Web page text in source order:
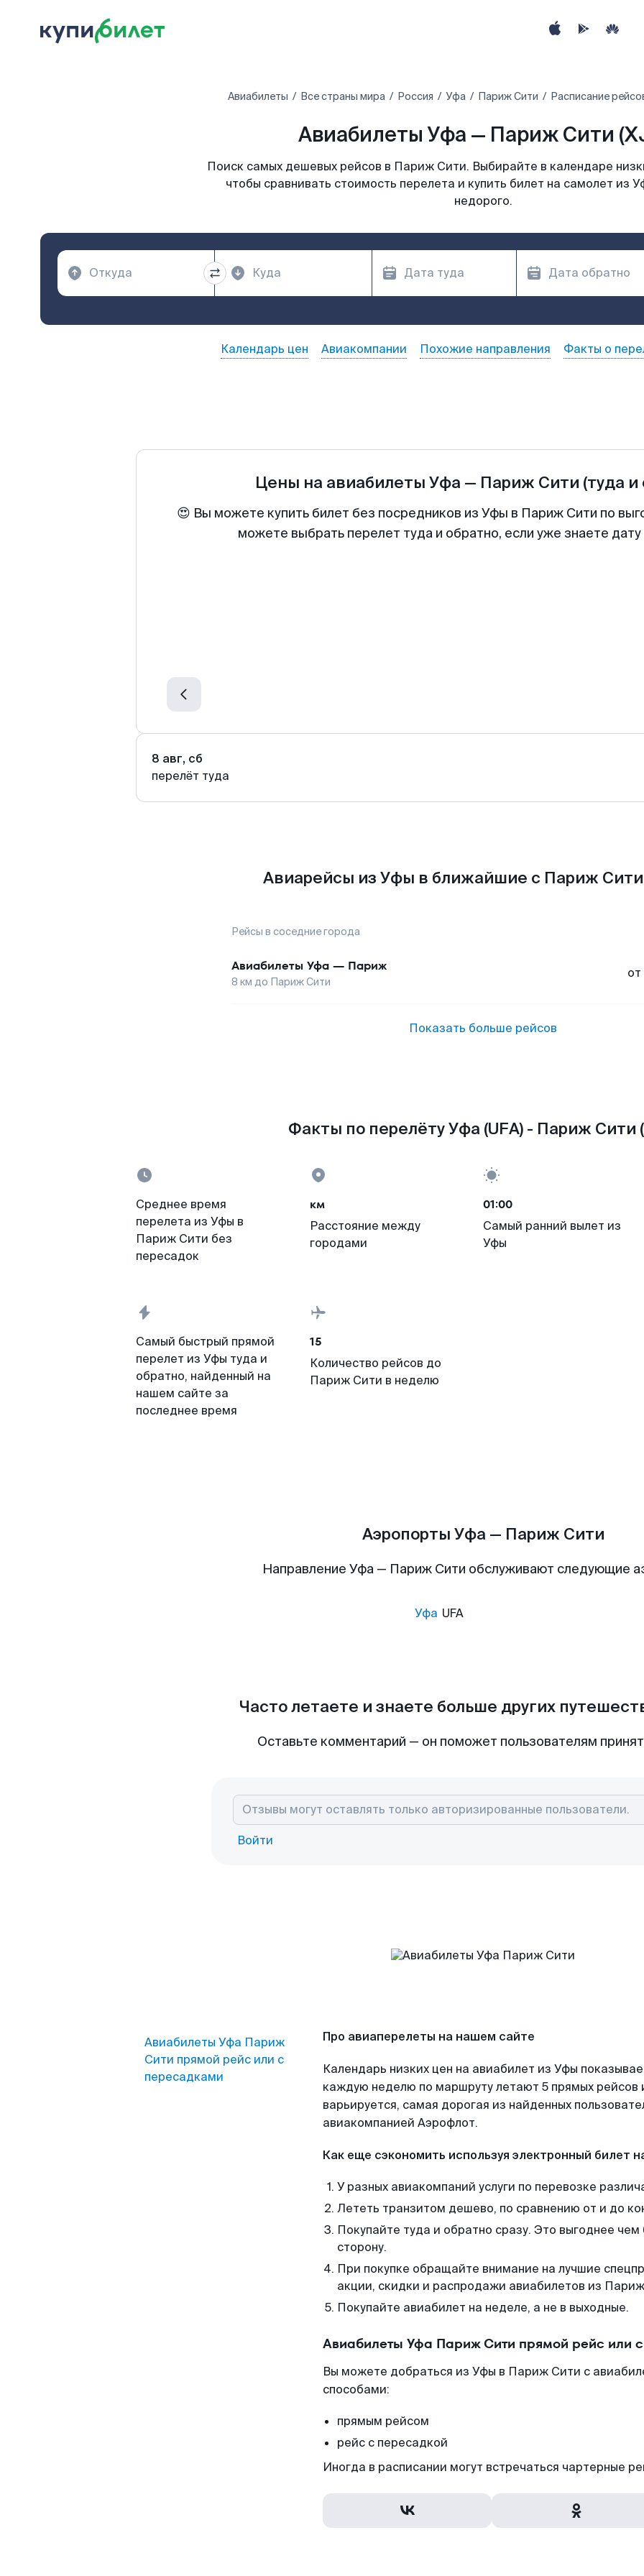
Авиабилеты Все страны мира Россия Уфа Париж Сити Расписание
Авиабилеты Уфа — Париж Сити
Поиск самых дешевых рейсов в Париж Сити. Выбирайте в календаре
чтобы сравнивать стоимость перелета и купить билет на самолет из
недорого.
Календарь цен Авиакомпании Похожие направления Факты о
Цены на авиабилеты Уфа — Париж Сити (туда и
😍 Вы можете купить билет без посредников из Уфы в Париж Сити по
можете выбрать перелет туда и обратно, если уже знаете
8 авг, сб
перелёт туда
Авиарейсы из Уфы в ближайшие с Париж Сити
Рейсы в соседние города
Авиабилеты Уфа — Париж
8 км до Париж Сити
от
Показать больше рейсов
Факты по перелёту Уфа (UFA) - Париж Сити
Среднее время
перелета из Уфы в
Париж Сити без
пересадок
км
Расстояние между
городами
01:00
Самый ранний вылет из
Уфы
Самый быстрый прямой
перелет из Уфы туда и
обратно, найденный на
нашем сайте за
последнее время
15
Количество рейсов до
Париж Сити в неделю
Аэропорты Уфа — Париж Сити
Направление Уфа — Париж Сити обслуживают следующие
Уфа UFA
Часто летаете и знаете больше других
Оставьте комментарий — он поможет пользователям
Войти
Авиабилеты Уфа Париж
Сити прямой рейс или с
пересадками
Про авиаперелеты на нашем сайте
Календарь низких цен на авиабилет из Уфы
каждую неделю по маршруту летают 5 прямых рейсов
варьируется, самая дорогая из найденных
авиакомпанией Аэрофлот.
Как еще сэкономить используя электронный билет
У разных авиакомпаний услуги по перевозке
Лететь транзитом дешево, по сравнению от и до
Покупайте туда и обратно сразу. Это выгоднее
сторону.
При покупке обращайте внимание на лучшие
акции, скидки и распродажи авиабилетов из
Покупайте авиабилет на неделе, а не в выходные.
Авиабилеты Уфа Париж Сити прямой рейс или
Вы можете добраться из Уфы в Париж Сити с
способами:
прямым рейсом
рейс с пересадкой
Иногда в расписании могут встречаться чартерные